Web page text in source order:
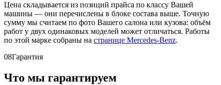
Цена складывается из позиций прайса по классу Вашей
машины — они перечислены в блоке состава выше. Точную
сумму мы считаем по фото Вашего салона или кузова: объём
работ у двух одинаковых моделей может отличаться. Работы
по этой марке собраны на странице Mercedes-Benz.
08Гарантия
Что мы гарантируем